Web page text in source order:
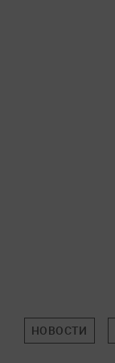
НОВОСТИ